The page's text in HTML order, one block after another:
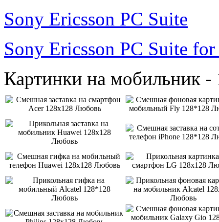
Sony Ericsson PC Suite
Sony Ericsson PC Suite
Картинки на мобильник